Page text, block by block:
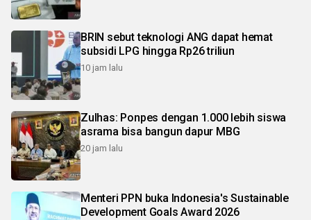
BRIN sebut teknologi ANG dapat hemat
subsidi LPG hingga Rp26 triliun
10 jam lalu
Zulhas: Ponpes dengan 1.000 lebih siswa
asrama bisa bangun dapur MBG
20 jam lalu
Menteri PPN buka Indonesia's Sustainable
Development Goals Award 2026